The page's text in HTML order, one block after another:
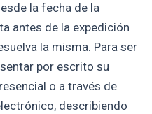
la fecha de la
antes de la expedición
la misma. Para ser
por escrito su
o a través de
describiendo